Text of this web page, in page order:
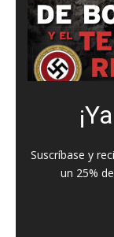
Suscríbase y
un 25%